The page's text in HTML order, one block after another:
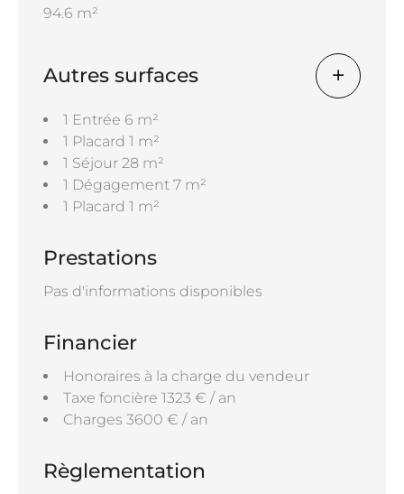
94.6 m²
Autres surfaces
1 Entrée 6 m²
1 Placard 1 m²
1 Séjour 28 m²
1 Dégagement 7 m²
1 Placard 1 m²
Prestations
Pas d'informations disponibles
Financier
Honoraires à la charge du vendeur
Taxe foncière 1323 € / an
Charges 3600 € / an
Règlementation